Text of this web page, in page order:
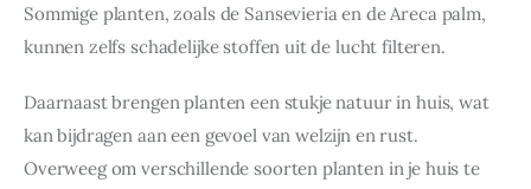
Sommige planten, zoals de Sansevieria en de Areca palm,
kunnen zelfs schadelijke stoffen uit de lucht filteren.
Daarnaast brengen planten een stukje natuur in huis, wat
kan bijdragen aan een gevoel van welzijn en rust.
Overweeg om verschillende soorten planten in je huis te